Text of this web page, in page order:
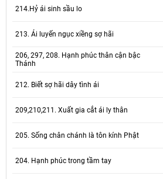
214.Hỷ ái sinh sầu lo
213. Ái luyến ngục xiềng sợ hãi
206, 297, 208. Hạnh phúc thân cận bậc
Thánh
212. Biết sợ hãi dây tình ái
209,210,211. Xuất gia cắt ái ly thân
205. Sống chân chánh là tôn kính Phật
204. Hạnh phúc trong tầm tay